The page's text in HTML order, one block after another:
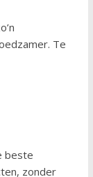
Te
beste
zonder